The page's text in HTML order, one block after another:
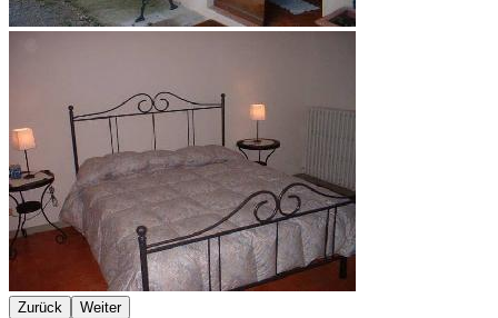
Zurück Weiter